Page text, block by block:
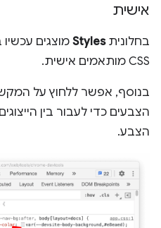
אישית
בחלוניתStyles מוצגים
CSS מותאמים אישית.
בנוסף, אפשר ללחוץ על
הצבע.